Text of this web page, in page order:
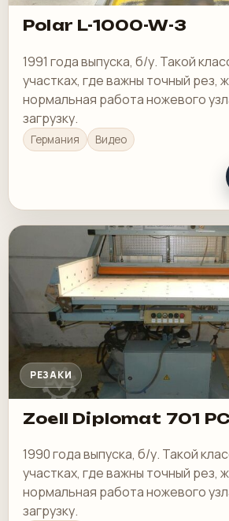
Polar L-1000-W-3
1991 года выпуска, б/у. Такой
участках, где важны точный рез,
нормальная работа ножевого
загрузку.
Германия Видео
РЕЗАКИ
Zoell Diplomat 701
1990 года выпуска, б/у. Такой
участках, где важны точный рез,
нормальная работа ножевого
загрузку.